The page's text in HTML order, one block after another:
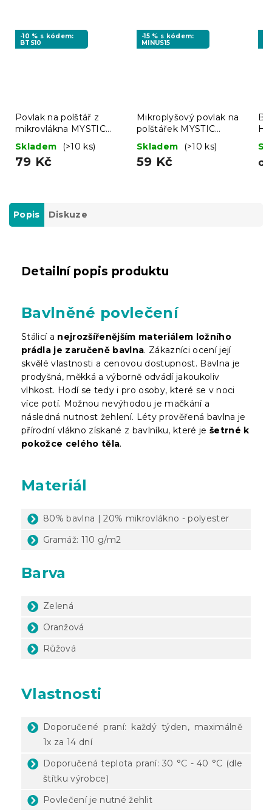
-10 % s kódem:
BTS10
Povlak na polštář z
mikrovlákna MYSTIC
GARDEN 70x90 cm
tmavě zelený
Skladem (>10 ks)
79 Kč
-15 % s kódem:
MINUS15
Mikroplyšový povlak na
polštářek MYSTIC
GARDEN 45x45 cm,
tmavě zelený
Skladem (>10 ks)
59 Kč od
Popis Diskuze
Detailní popis produktu
Bavlněné povlečení
Stálicí a nejrozšířenějším materiálem ložního
prádla je zaručeně bavlna. Zákazníci ocení její
skvělé vlastnosti a cenovou dostupnost. Bavlna je
prodyšná, měkká a výborně odvádí jakoukoliv
vlhkost. Hodí se tedy i pro osoby, které se v noci
více potí. Možnou nevýhodou je mačkání a
následná nutnost žehlení. Léty prověřená bavlna je
přírodní vlákno získané z bavlníku, které je šetrné k
pokožce celého těla.
Materiál
80% bavlna | 20% mikrovlákno - polyester
Gramáž: 110 g/m2
Barva
Zelená
Oranžová
Růžová
Vlastnosti
Doporučené praní: každý týden, maximálně
1x za 14 dní
Doporučená teplota praní: 30 °C - 40 °C (dle
štítku výrobce)
Povlečení je nutné žehlit